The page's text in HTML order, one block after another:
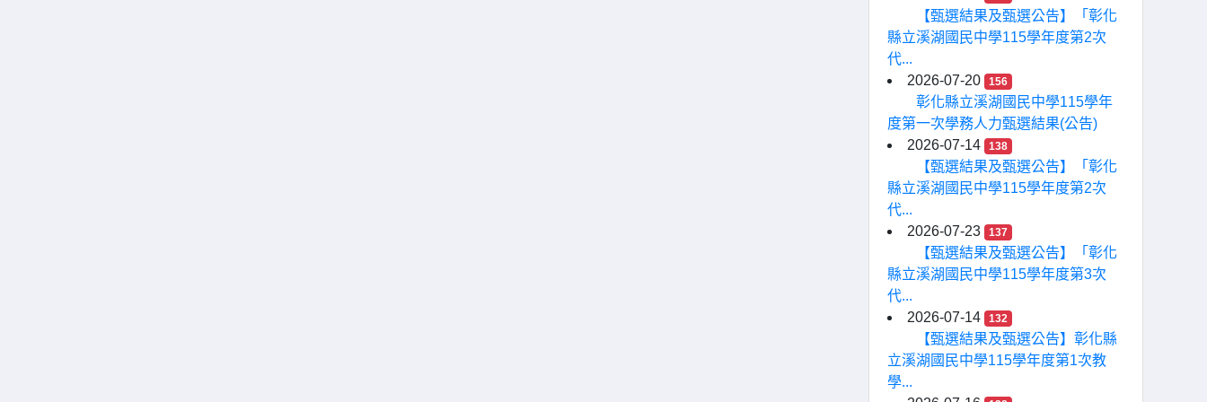
【甄選結果及甄選公告】「彰化
縣立溪湖國民中學115學年度第2次
代...
2026-07-20
156
彰化縣立溪湖國民中學115學年
度第一次學務人力甄選結果(公告)
2026-07-14
138
【甄選結果及甄選公告】「彰化
縣立溪湖國民中學115學年度第2次
代...
2026-07-23
137
【甄選結果及甄選公告】「彰化
縣立溪湖國民中學115學年度第3次
代...
2026-07-14
132
【甄選結果及甄選公告】彰化縣
立溪湖國民中學115學年度第1次教
學...